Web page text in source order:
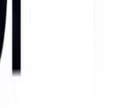
solidez e eficiência estratégica global.